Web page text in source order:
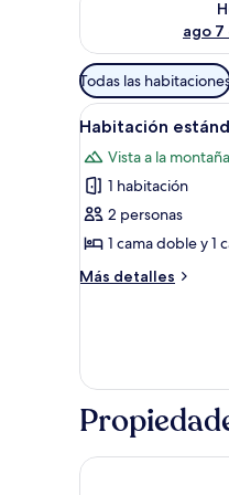
ago 7
Filtros
disponibles
para
habitaciones
Todas las
Abrir
todas
las
fotos
de
Habitación
estándar
5
Habitación
Vista a la montaña
1 habitación
2 personas
1 cama doble y 1
Más detalles
Más
Enganzi Game